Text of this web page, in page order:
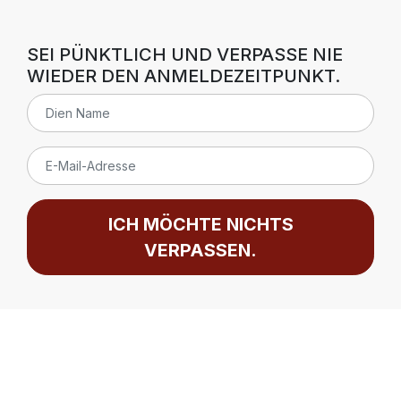
SEI PÜNKTLICH UND VERPASSE NIE
WIEDER DEN ANMELDEZEITPUNKT.
ICH MÖCHTE NICHTS
VERPASSEN.